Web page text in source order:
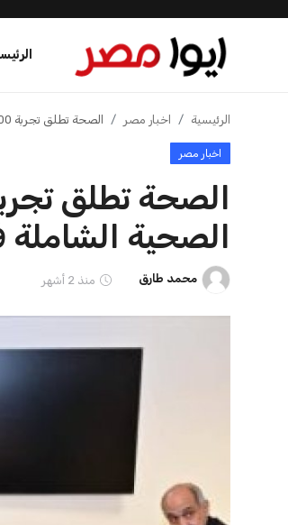
الرئيسية
اخبار مصر
عرب وعالم
اخبار الرياضة
الرئيسية اخبار مصر الصحة تطلق تجربة 100 مليون صحة لتعزيز الرعاية الصحية الشاملة في مصر
اخبار مصر
الصحية
محمد طارق منذ 2 أشهر